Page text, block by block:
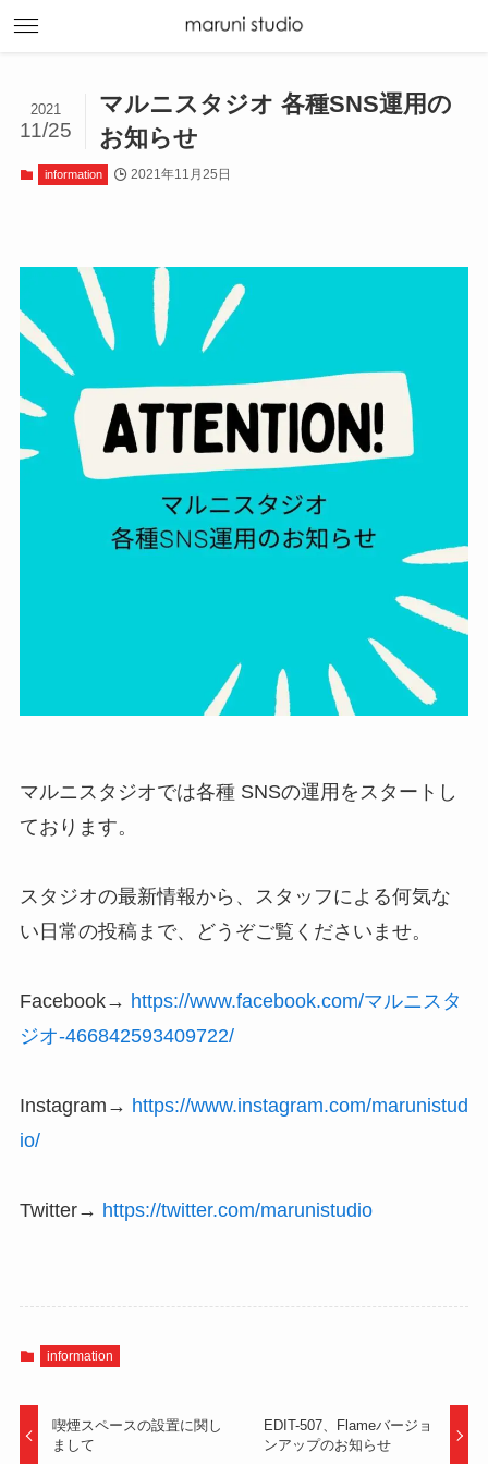
マルニスタジオ 各種SNS運用の
お知らせ
2021
11/25
information 2021年11月25日
マルニスタジオでは各種 SNSの運用をスタートし
ております。
スタジオの最新情報から、スタッフによる何気な
い日常の投稿まで、どうぞご覧くださいませ。
Facebook→ https://www.facebook.com/マルニスタ
ジオ-466842593409722/
Instagram→ https://www.instagram.com/marunistud
io/
Twitter→ https://twitter.com/marunistudio
information
喫煙スペースの設置に関し
まして
EDIT-507、Flameバージョ
ンアップのお知らせ